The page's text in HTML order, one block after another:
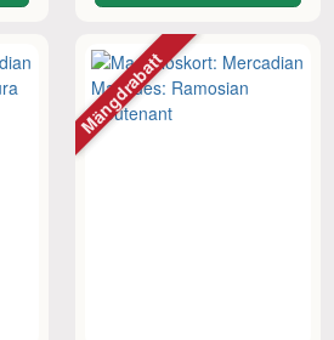
Mängdrabatt